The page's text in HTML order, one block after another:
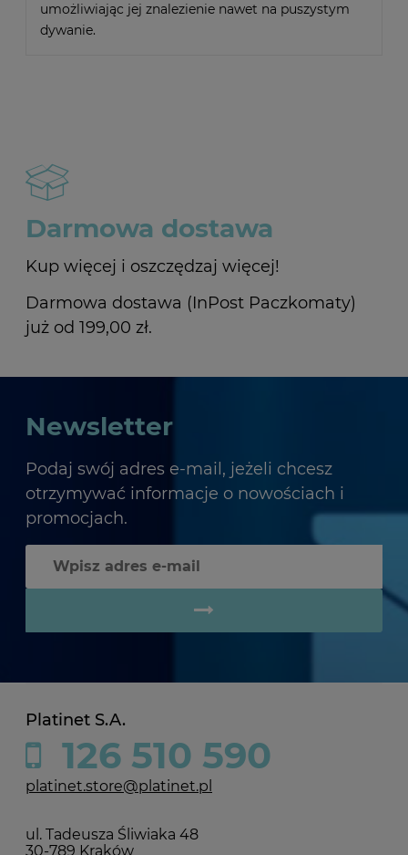
umożliwiając jej znalezienie nawet na puszystym
dywanie.
Darmowa dostawa
Kup więcej i oszczędzaj więcej!
Darmowa dostawa (InPost Paczkomaty)
już od 199,00 zł.
Newsletter
Podaj swój adres e-mail, jeżeli chcesz
otrzymywać informacje o nowościach i
promocjach.
Platinet S.A.
126 510 590
platinet.store@platinet.pl
ul. Tadeusza Śliwiaka 48
30-789 Kraków